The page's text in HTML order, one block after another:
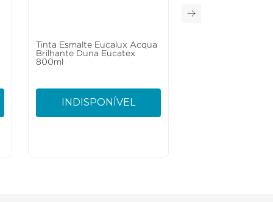
Tinta Esmalte Eucalux Acqua
Brilhante Duna Eucatex
800ml
INDISPONÍVEL